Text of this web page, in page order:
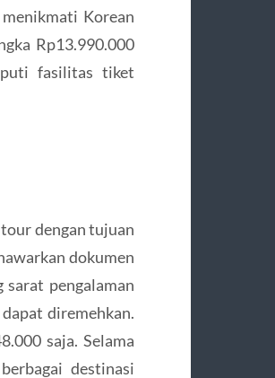
Korean
Rp13.990.000
fasilitas tiket
dengan tujuan
dokumen
pengalaman
diremehkan.
saja. Selama
destinasi